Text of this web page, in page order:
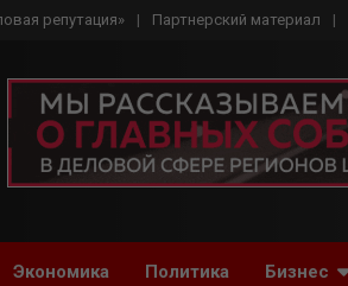
репутация» Партнерский материал
Экономика Политика Бизнес